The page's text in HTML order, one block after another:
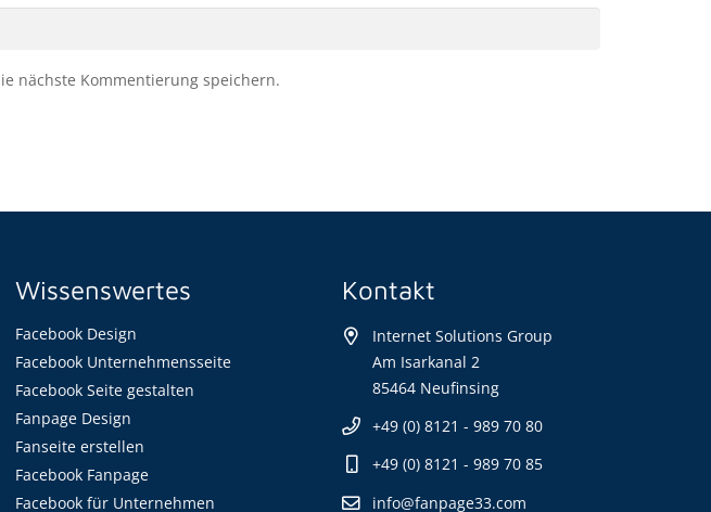
nächste Kommentierung speichern.
Wissenswertes
Facebook Design
Facebook Unternehmensseite
Facebook Seite gestalten
Fanpage Design
Fanseite erstellen
Facebook Fanpage
Facebook für Unternehmen
Kontakt
Internet Solutions Group
Am Isarkanal 2
85464 Neufinsing
+49 (0) 8121 - 989 70 80
+49 (0) 8121 - 989 70 85
info@fanpage33.com